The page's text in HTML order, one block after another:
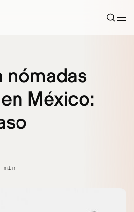
nómadas
México:
min